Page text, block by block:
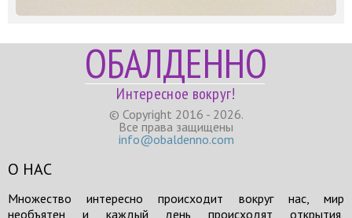
ОБАЛДЕННО
Интересное вокруг!
© Copyright 2016 - 2026.
Все права защищены
info@obaldenno.com
О НАС
Множество интересно происходит вокруг нас, мир
необъятен и каждый день происходят открытия,